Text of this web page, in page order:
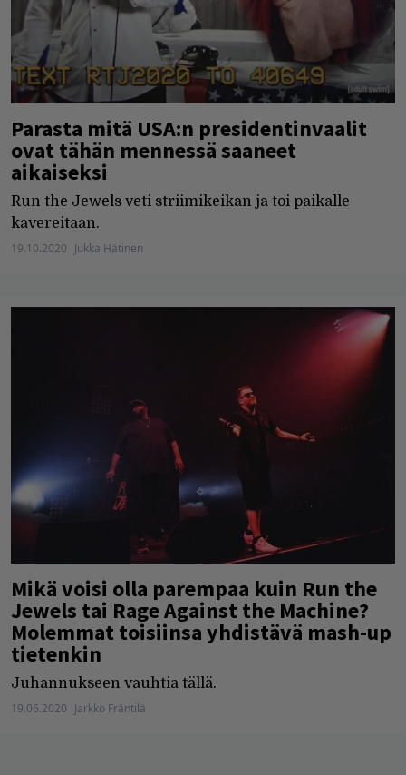
Parasta mitä USA:n presidentinvaalit
ovat tähän mennessä saaneet
aikaiseksi
Run the Jewels veti striimikeikan ja toi paikalle
kavereitaan.
19.10.2020 Jukka Hätinen
Mikä voisi olla parempaa kuin Run the
Jewels tai Rage Against the Machine?
Molemmat toisiinsa yhdistävä mash-up
tietenkin
Juhannukseen vauhtia tällä.
19.06.2020 Jarkko Fräntilä